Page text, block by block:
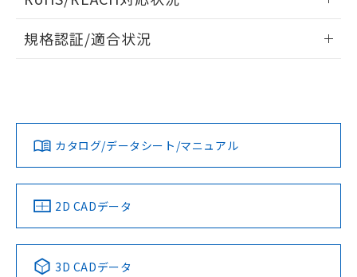
ドすることができます。
ログイン/会員登録
ダウンロードデータをご利用いただく前に、以下を必ずお読
みください。
ソフトウェアの使用条件
EU RoHS 注意事項・凡例
対応済み
中国 RoHS 注意事項・凡例
規格認証/適合状況
LR型式承認
（イギリス
船舶規格）
DNV型式承認
（ノルウェー
BV型式承認
（フランス
KR型式
（韓国
Yes No No No
カタログ/データシート/マニュアル
2D CADデータ
3D CADデータ